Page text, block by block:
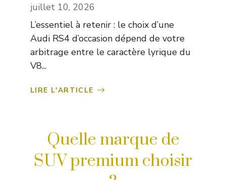
juillet 10, 2026
L’essentiel à retenir : le choix d’une
Audi RS4 d’occasion dépend de votre
arbitrage entre le caractère lyrique du
V8...
LIRE L'ARTICLE
Quelle marque de
SUV premium choisir​